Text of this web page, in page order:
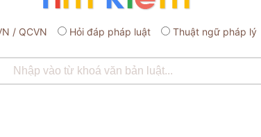
/ QCVN Hỏi đáp pháp luật Thuật ngữ pháp lý